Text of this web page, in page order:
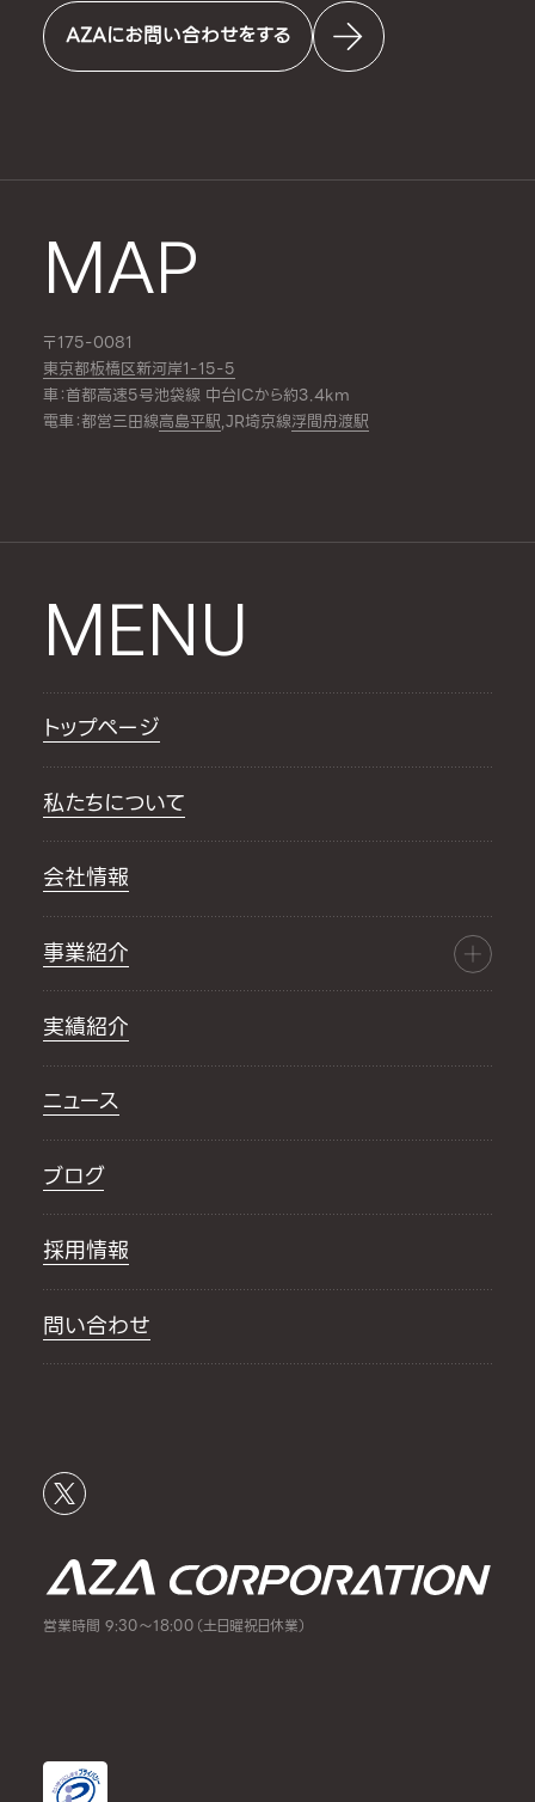
AZAにお問い合わせをする
MAP
〒175-0081
東京都板橋区新河岸1-15-5
車：首都高速5号池袋線 中台ICから約3.4km
電車：都営三田線高島平駅,JR埼京線浮間舟渡駅
MENU
トップページ
私たちについて
会社情報
事業紹介
実績紹介
ニュース
ブログ
採用情報
問い合わせ
営業時間 9:30～18:00（土日曜祝日休業）